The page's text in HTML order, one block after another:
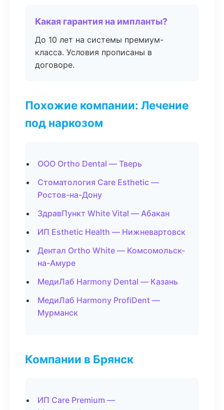
Какая гарантия на импланты?
До 10 лет на системы премиум-
класса. Условия прописаны в
договоре.
Похожие компании: Лечение
под наркозом
ООО Ortho Dental — Тверь
Стоматология Care Esthetic —
Ростов-на-Дону
ЗдравПункт White Vital — Абакан
ИП Esthetic Health — Нижневартовск
Дентал Ortho White — Комсомольск-
на-Амуре
МедиЛаб Harmony Dental — Казань
МедиЛаб Harmony ProfiDent —
Мурманск
Компании в Брянск
ИП Care Premium —